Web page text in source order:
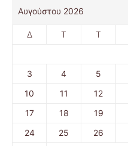
Αυγούστου 2026
Δ Τ Τ
3
4 5
10
11 12
17
18 19
24
25 26